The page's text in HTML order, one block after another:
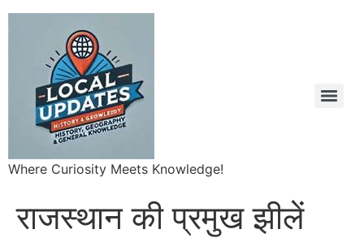
Where Curiosity Meets Knowledge!
राजस्थान की प्रमुख झीलें